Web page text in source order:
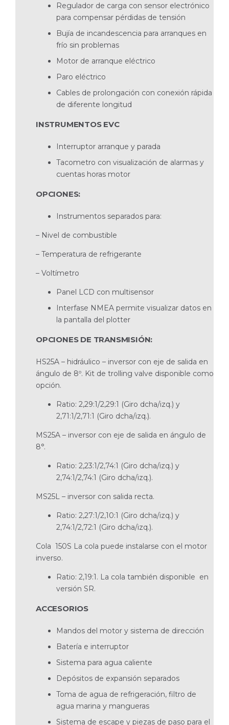
Regulador de carga con sensor electrónico
para compensar pérdidas de tensión
Bujía de incandescencia para arranques en
frío sin problemas
Motor de arranque eléctrico
Paro eléctrico
Cables de prolongación con conexión rápida
de diferente longitud
INSTRUMENTOS EVC
Interruptor arranque y parada
Tacometro con visualización de alarmas y
cuentas horas motor
OPCIONES:
Instrumentos separados para:
– Nivel de combustible
– Temperatura de refrigerante
– Voltímetro
Panel LCD con multisensor
Interfase NMEA permite visualizar datos en
la pan­talla del plotter
OPCIONES DE TRANSMISIÓN:
HS25A – hidráulico – inversor con eje de salida en
ángulo de 8º. Kit de trolling valve disponible como
opción.
Ratio: 2,29:1/2,29:1 (Giro dcha/izq.) y
2,71:1/2,71:1 (Giro dcha/izq.).
MS25A – inversor con eje de salida en ángulo de
8°.
Ratio: 2,23:1/2,74:1 (Giro dcha/izq.) y
2,74:1/2,74:1 (Giro dcha/izq.).
MS25L – inversor con salida recta.
Ratio: 2,27:1/2,10:1 (Giro dcha/izq.) y
2,74:1/2,72:1 (Giro dcha/izq.).
Cola 150S La cola puede instalarse con el motor
inverso.
Ratio: 2,19:1. La cola también disponible en
versión SR.
ACCESORIOS
Mandos del motor y sistema de dirección
Batería e interruptor
Sistema para agua caliente
Depósitos de expansión separados
Toma de agua de refrigeración, filtro de
agua marina y mangueras
Sistema de escape y piezas de paso para el